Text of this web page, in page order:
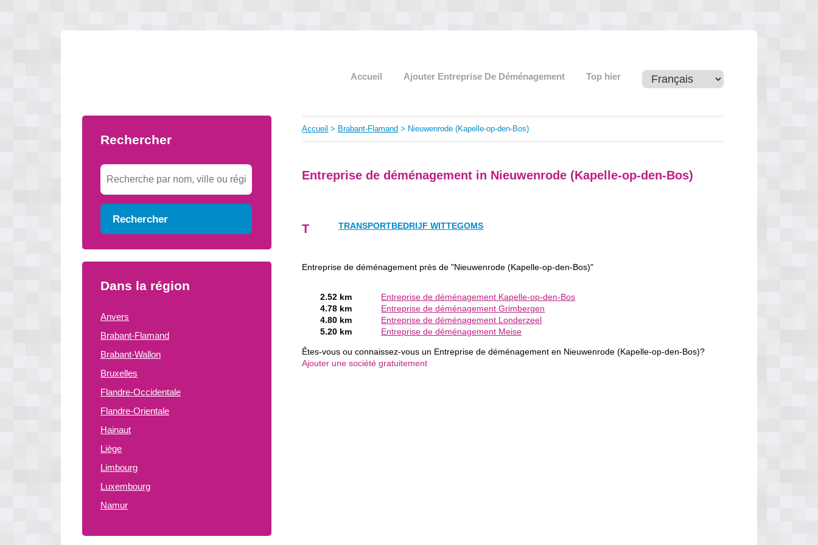
Accueil Ajouter Entreprise De Déménagement Top hier
Rechercher
Rechercher
Dans la région
Anvers
Brabant-Flamand
Brabant-Wallon
Bruxelles
Flandre-Occidentale
Flandre-Orientale
Hainaut
Liège
Limbourg
Luxembourg
Namur
Accueil > Brabant-Flamand > Nieuwenrode (Kapelle-op-den-Bos)
Entreprise de déménagement in Nieuwenrode (Kapelle-op-den-Bos)
T TRANSPORTBEDRIJF WITTEGOMS
Entreprise de déménagement près de "Nieuwenrode (Kapelle-op-den-Bos)"
2.52 km
Entreprise de déménagement Kapelle-op-den-Bos
4.78 km
Entreprise de déménagement Grimbergen
4.80 km
Entreprise de déménagement Londerzeel
5.20 km
Entreprise de déménagement Meise
Êtes-vous ou connaissez-vous un Entreprise de déménagement en Nieuwenrode (Kapelle-op-den-Bos)?
Ajouter une société gratuitement